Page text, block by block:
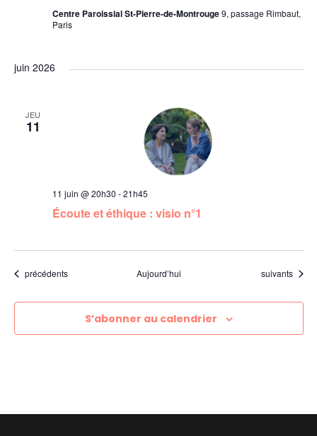
Centre Paroissial St-Pierre-de-Montrouge9, passage Rimbaut,
Paris
juin 2026
JEU
11
Écoute et éthique : visio n°1
11 juin @ 20h30 -21h45
Évènements
précédents Aujourd’hui Évènements
suivants
S’abonner au calendrier